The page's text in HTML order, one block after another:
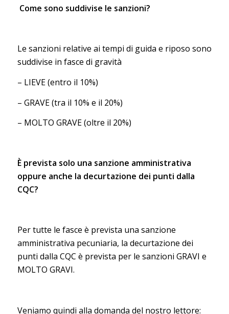
Come sono suddivise le sanzioni?
Le sanzioni relative ai tempi di guida e riposo sono
suddivise in fasce di gravità
– LIEVE (entro il 10%)
– GRAVE (tra il 10% e il 20%)
– MOLTO GRAVE (oltre il 20%)
È prevista solo una sanzione amministrativa
oppure anche la decurtazione dei punti dalla
CQC?
Per tutte le fasce è prevista una sanzione
amministrativa pecuniaria, la decurtazione dei
punti dalla CQC è prevista per le sanzioni GRAVI e
MOLTO GRAVI.
Veniamo quindi alla domanda del nostro lettore: